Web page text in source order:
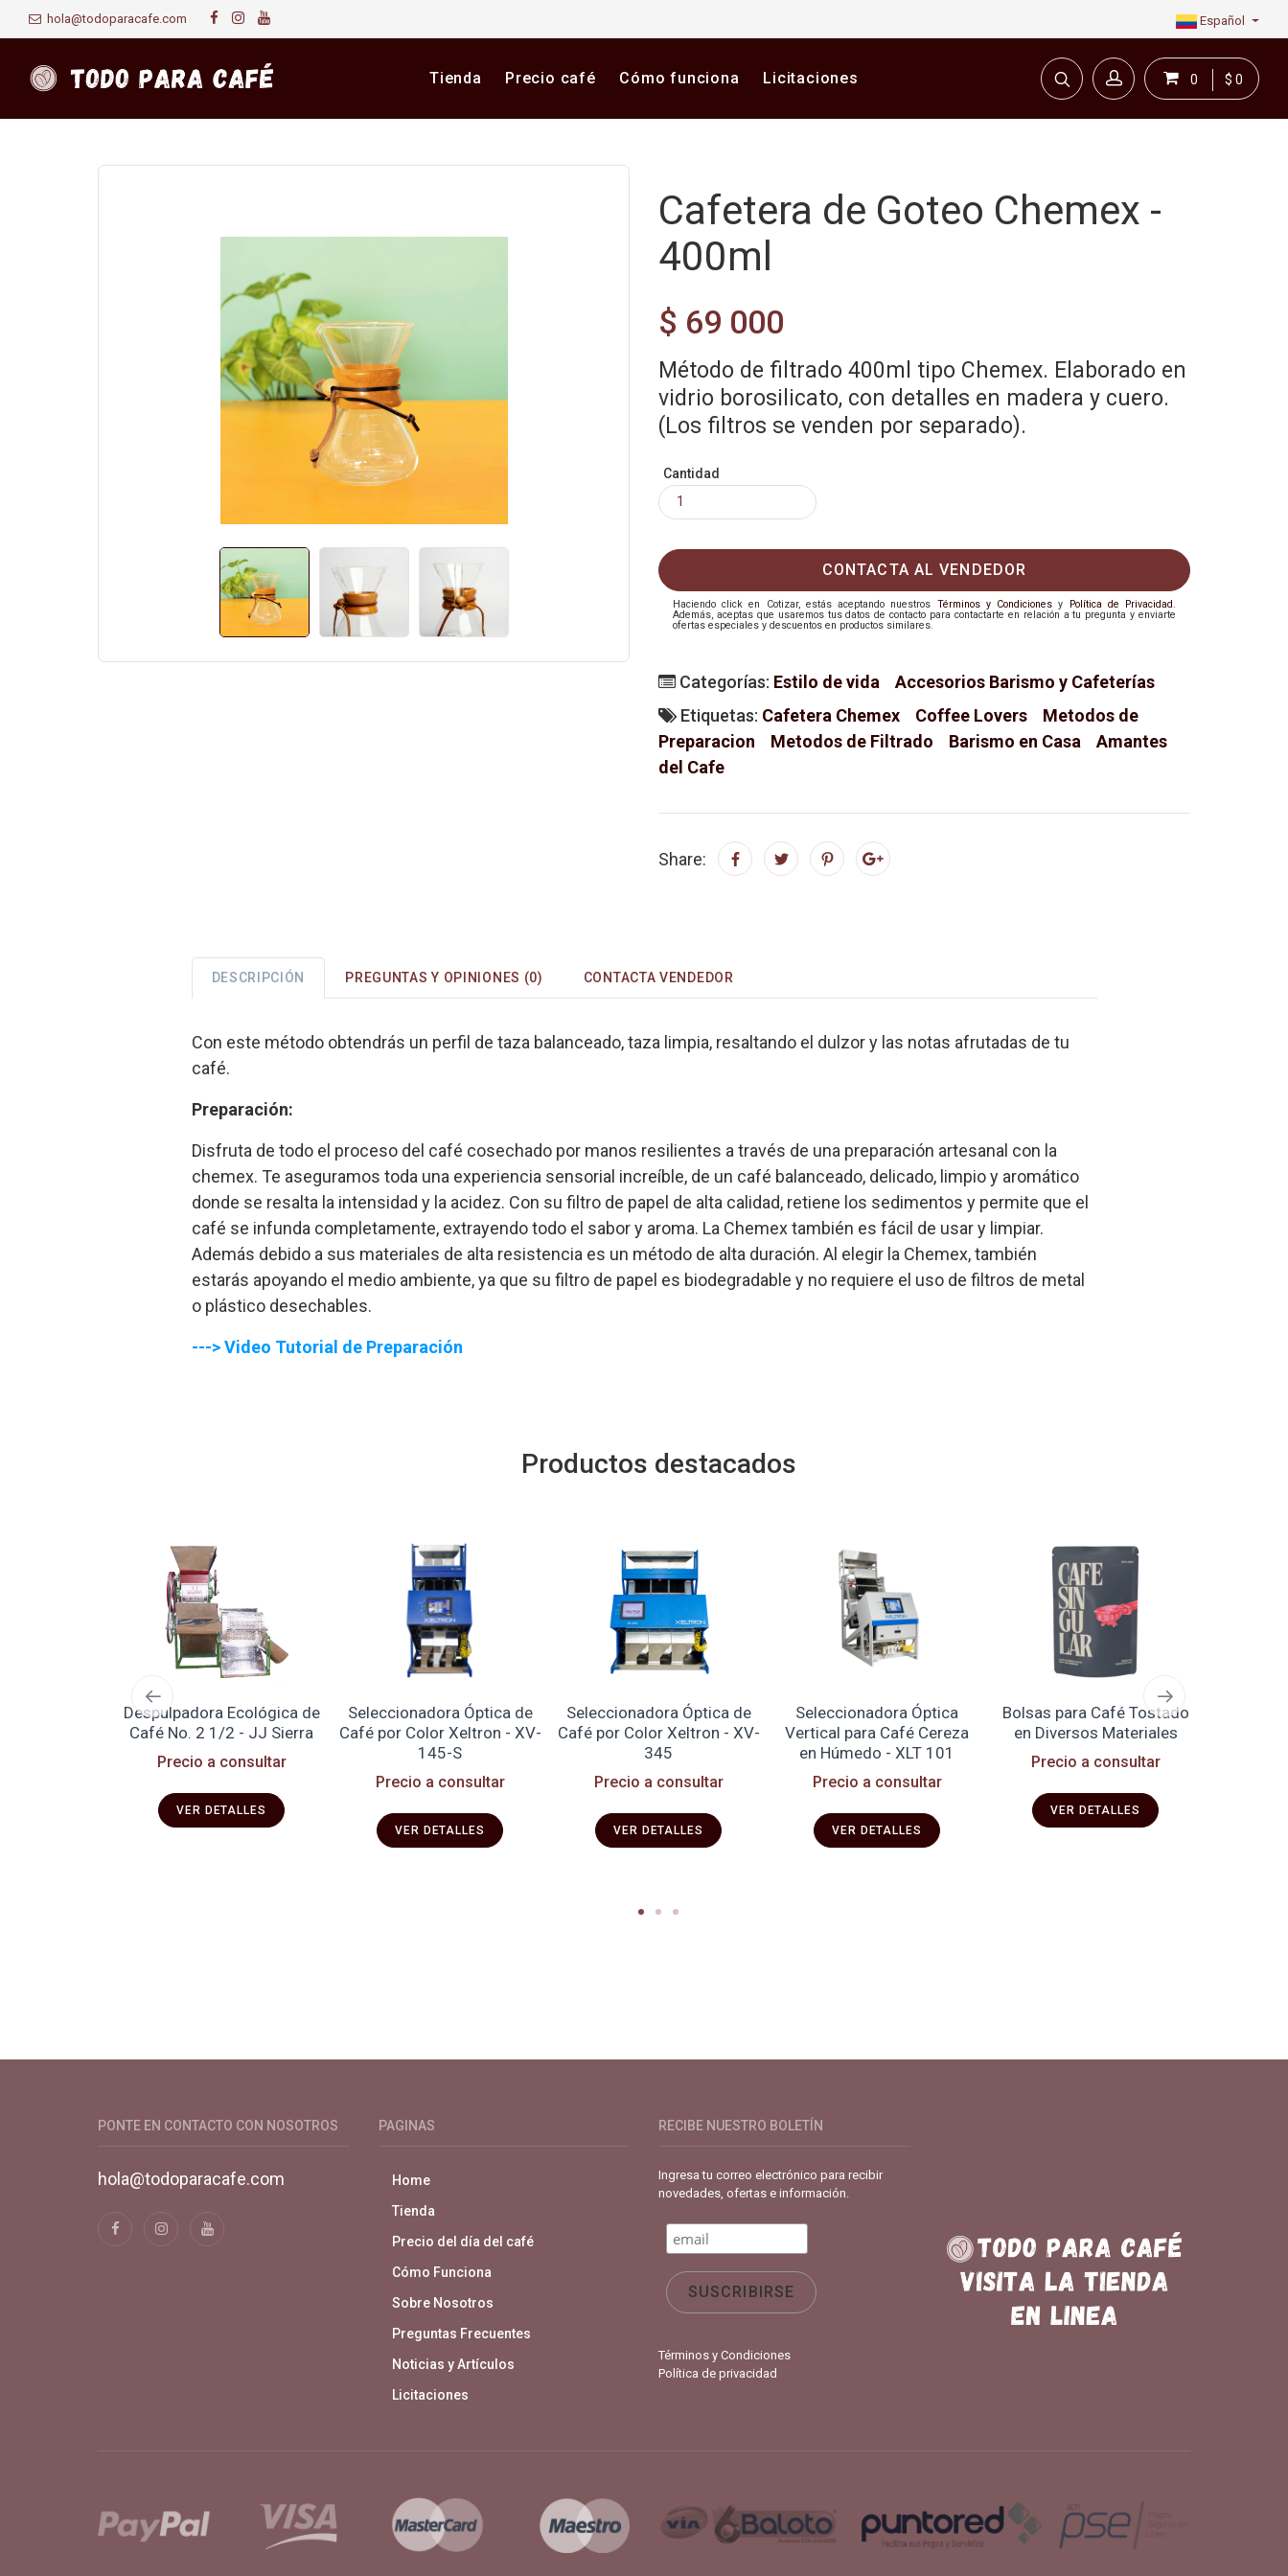
hola@todoparacafe.com Español
Tienda Precio café Cómo funciona Licitaciones 0 $ 0
Cafetera de Goteo Chemex -
400ml
$ 69 000
Método de filtrado 400ml tipo Chemex. Elaborado en
vidrio borosilicato, con detalles en madera y cuero.
(Los filtros se venden por separado).
Cantidad
CONTACTA AL VENDEDOR
Haciendo click en Cotizar, estás aceptando nuestros Términos y Condiciones y Política de Privacidad.
Además, aceptas que usaremos tus datos de contacto para contactarte en relación a tu pregunta y enviarte
ofertas especiales y descuentos en productos similares.
Categorías: Estilo de vida
Accesorios Barismo y Cafeterías
Etiquetas: Cafetera Chemex Coffee Lovers
Metodos de
Preparacion
Metodos de Filtrado Barismo en Casa
Amantes
del Cafe
Share:
DESCRIPCIÓN PREGUNTAS Y OPINIONES (0) CONTACTA VENDEDOR
Con este método obtendrás un perfil de taza balanceado, taza limpia, resaltando el dulzor y las notas afrutadas de tu
café.
Preparación:
Disfruta de todo el proceso del café cosechado por manos resilientes a través de una preparación artesanal con la
chemex. Te aseguramos toda una experiencia sensorial increíble, de un café balanceado, delicado, limpio y aromático
donde se resalta la intensidad y la acidez. Con su filtro de papel de alta calidad, retiene los sedimentos y permite que el
café se infunda completamente, extrayendo todo el sabor y aroma. La Chemex también es fácil de usar y limpiar.
Además debido a sus materiales de alta resistencia es un método de alta duración. Al elegir la Chemex, también
estarás apoyando el medio ambiente, ya que su filtro de papel es biodegradable y no requiere el uso de filtros de metal
o plástico desechables.
--->Video Tutorial de Preparación
Productos destacados
Despulpadora Ecológica de
Café No. 2 1/2 - JJ Sierra
Precio a consultar
VER DETALLES
Seleccionadora Óptica de
Café por Color Xeltron - XV-
145-S
Precio a consultar
VER DETALLES
Seleccionadora Óptica de
Café por Color Xeltron - XV-
345
Precio a consultar
VER DETALLES
Seleccionadora Óptica
Vertical para Café Cereza
en Húmedo - XLT 101
Precio a consultar
VER DETALLES
Bolsas para Café Tostado
en Diversos Materiales
Precio a consultar
VER DETALLES
PONTE EN CONTACTO CON NOSOTROS
hola@todoparacafe.com
PAGINAS
Home
Tienda
Precio del día del café
Cómo Funciona
Sobre Nosotros
Preguntas Frecuentes
Noticias y Artículos
Licitaciones
RECIBE NUESTRO BOLETÍN
Ingresa tu correo electrónico para recibir
novedades, ofertas e información.
Términos y Condiciones
Política de privacidad